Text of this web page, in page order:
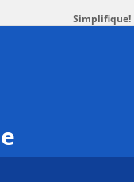
Simplifique!